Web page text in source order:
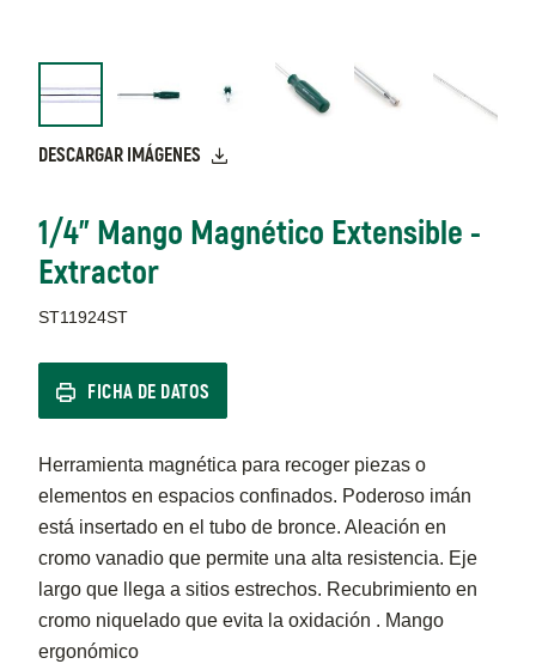
DESCARGAR IMÁGENES
1/4" Mango Magnético Extensible -
Extractor
ST11924ST
FICHA DE DATOS
Herramienta magnética para recoger piezas o
elementos en espacios confinados. Poderoso imán
está insertado en el tubo de bronce. Aleación en
cromo vanadio que permite una alta resistencia. Eje
largo que llega a sitios estrechos. Recubrimiento en
cromo niquelado que evita la oxidación . Mango
ergonómico